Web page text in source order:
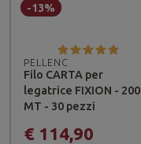
PELLENC
Filo CARTA per
legatrice FIXION - 200
MT - 30 pezzi
€ 114,90
-13%